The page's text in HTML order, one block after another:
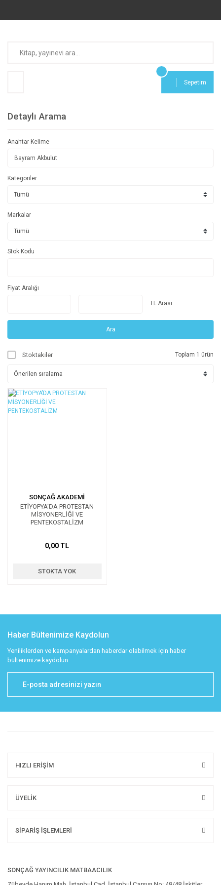
Sepetim
Detaylı Arama
Anahtar Kelime
Kategoriler
Markalar
Stok Kodu
Fiyat Aralığı
TL Arası
Ara
Stoktakiler Toplam 1 ürün
SONÇAĞ AKADEMİ
ETİYOPYA’DA PROTESTAN
MİSYONERLİĞİ VE
PENTEKOSTALİZM
0,00 TL
STOKTA YOK
Haber Bültenimize Kaydolun
Yeniliklerden ve kampanyalardan haberdar olabilmek için haber
bültenimize kaydolun
HIZLI ERİŞİM
ÜYELİK
SİPARİŞ İŞLEMLERİ
SONÇAĞ YAYINCILIK MATBAACILIK